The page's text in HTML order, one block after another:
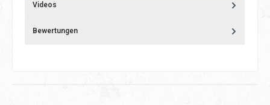
Videos
Bewertungen